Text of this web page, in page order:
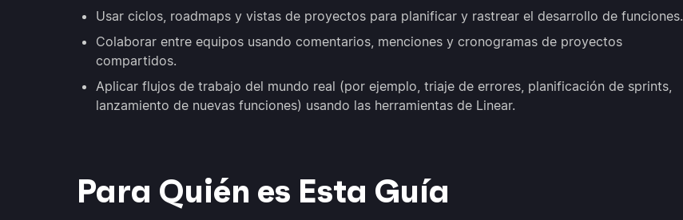
Usar ciclos, roadmaps y vistas de proyectos para planificar y rastrear el desarrollo de funciones.
Colaborar entre equipos usando comentarios, menciones y cronogramas de proyectos
compartidos.
Aplicar flujos de trabajo del mundo real (por ejemplo, triaje de errores, planificación de sprints,
lanzamiento de nuevas funciones) usando las herramientas de Linear.
Para Quién es Esta Guía